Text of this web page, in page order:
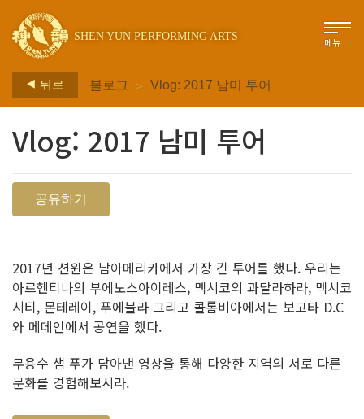
SHEN YUN PERFORMING ARTS 메뉴
뒤로 블로그 > Vlog: 2017 남미 투어
Vlog: 2017 남미 투어
공유하기
2017년 션윈은 남아메리카에서 가장 긴 투어를 했다. 우리는
아르헨티나의 부에노스아이레스, 멕시코의 과달라하라, 멕시코
시티, 몬테레이, 푸에블라 그리고 콜롬비아에서는 보고타 D.C
와 메데인에서 공연을 했다.
무용수 샘 푸가 담아낸 영상을 통해 다양한 지역의 서로 다른
문화를 경험해보시라.